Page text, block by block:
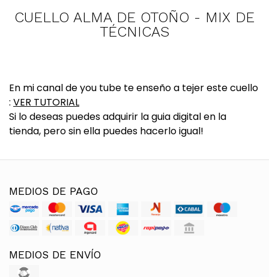
CUELLO ALMA DE OTOÑO - MIX DE
TÉCNICAS
En mi canal de you tube te enseño a tejer este cuello
: VER TUTORIAL
Si lo deseas puedes adquirir la guia digital en la
tienda, pero sin ella puedes hacerlo igual!
MEDIOS DE PAGO
MEDIOS DE ENVÍO